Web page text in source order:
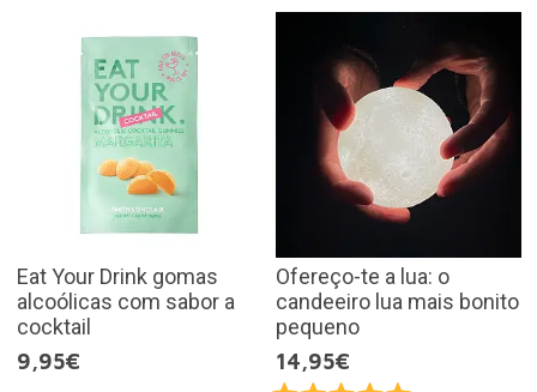
Eat Your Drink gomas
alcoólicas com sabor a
cocktail
9,95€
Ofereço-te a lua: o
candeeiro lua mais bonito
pequeno
14,95€